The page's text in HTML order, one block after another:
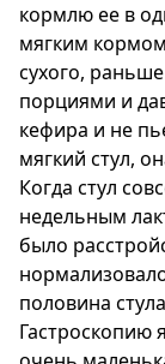
кормлю ее в
мягким
сухого,
порциями и
кефира и не
мягкий стул,
Когда стул
недельным
было
половина
Гастроскопию